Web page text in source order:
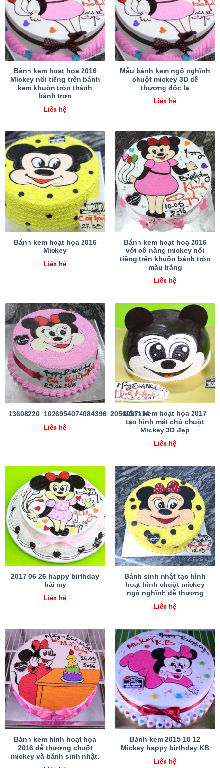
Bánh kem hoạt họa 2016
Mickey nổi tiếng trên bánh
kem khuôn tròn thành
bánh trơn
Liên hệ
Mẫu bánh kem ngộ nghĩnh
chuột mickey 3D dễ
thương độc lạ
Liên hệ
Bánh kem hoạt họa 2016
Mickey
Liên hệ
Bánh kem hoạt hoạ 2016
với cô nàng mickey nổi
tiếng trên khuôn bánh tròn
màu trắng
Liên hệ
13608220_1026954074084396_2056027114_n
Liên hệ
Bánh kem hoạt họa 2017
tạo hình mặt chú chuột
Mickey 3D đẹp
Liên hệ
2017 06 26 happy birthday
hải my
Liên hệ
Bánh sinh nhật tạo hình
hoạt hình chuột mickey
ngộ nghĩnh dễ thương
Liên hệ
Bánh kem hình hoạt họa
2016 dễ thương chuột
mickey và bánh sinh nhật.
Bánh kem 2015 10 12
Mickey happy birthday KB
Liên hệ